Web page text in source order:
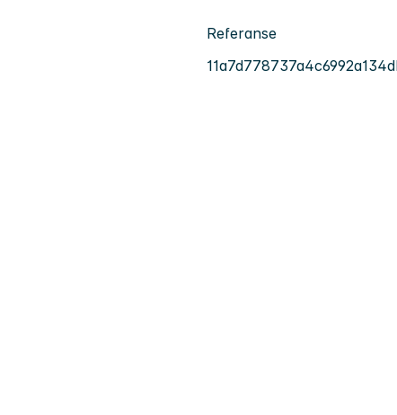
Referanse